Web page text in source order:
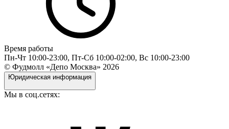
Время работы
Пн-Чт 10:00-23:00, Пт-Сб 10:00-02:00, Вс 10:00-23:00
© Фудмолл «Депо Москва» 2026
Юридическая информация
Мы в соц.сетях: